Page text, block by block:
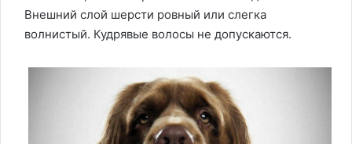
Внешний слой шерсти ровный или слегка
волнистый. Кудрявые волосы не допускаются.